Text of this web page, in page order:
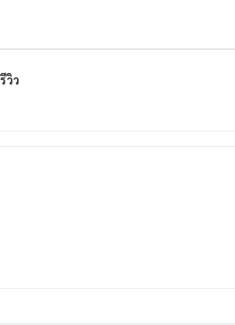
วิว